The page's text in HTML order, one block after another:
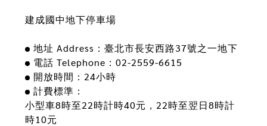
建成國中地下停車場
地址 Address：臺北市長安西路37號之一地下
電話 Telephone：02-2559-6615
開放時間：24小時
計費標準：
小型車8時至22時計時40元，22時至翌日8時計
時10元